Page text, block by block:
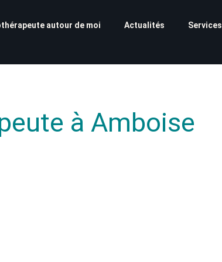
autour de moi Actualités Services
à Amboise